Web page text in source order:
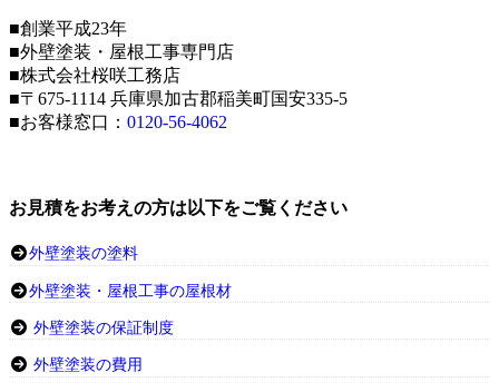
■創業平成23年
■外壁塗装・屋根工事専門店
■株式会社桜咲工務店
■〒675-1114 兵庫県加古郡稲美町国安335-5
■お客様窓口： 0120-56-4062
お見積をお考えの方は以下をご覧ください
外壁塗装の塗料
外壁塗装・屋根工事の屋根材
外壁塗装の保証制度
外壁塗装の費用